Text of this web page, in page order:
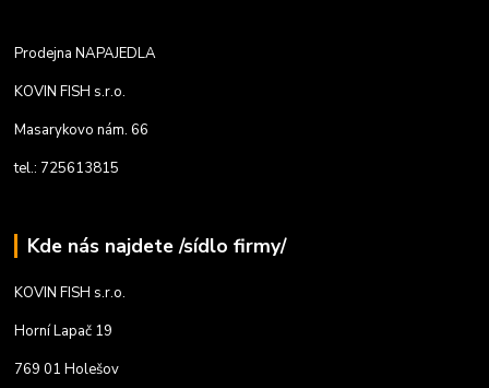
Prodejna NAPAJEDLA
KOVIN FISH s.r.o.
Masarykovo nám. 66
tel.: 725613815
Kde nás najdete /sídlo firmy/
KOVIN FISH s.r.o.
Horní Lapač 19
769 01 Holešov